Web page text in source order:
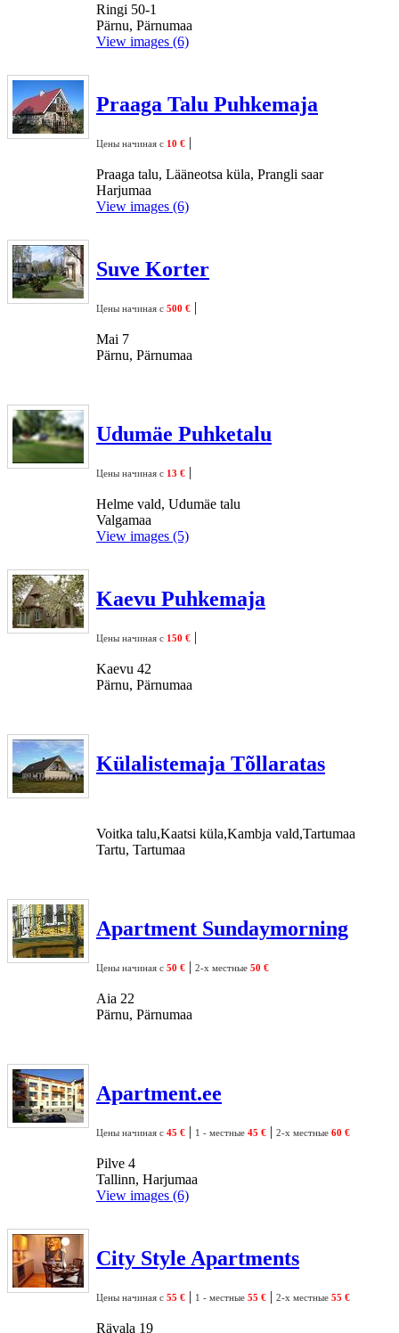
Ringi 50-1
Pärnu, Pärnumaa
View images (6)
Praaga Talu Puhkemaja
Цены начиная с 10 € |
Praaga talu, Lääneotsa küla, Prangli saar
Harjumaa
View images (6)
Suve Korter
Цены начиная с 500 € |
Mai 7
Pärnu, Pärnumaa
Udumäe Puhketalu
Цены начиная с 13 € |
Helme vald, Udumäe talu
Valgamaa
View images (5)
Kaevu Puhkemaja
Цены начиная с 150 € |
Kaevu 42
Pärnu, Pärnumaa
Külalistemaja Tõllaratas
Voitka talu,Kaatsi küla,Kambja vald,Tartumaa
Tartu, Tartumaa
Apartment Sundaymorning
Цены начиная с 50 € | 2-х местные 50 €
Aia 22
Pärnu, Pärnumaa
Apartment.ee
Цены начиная с 45 € | 1 - местные 45 € | 2-х местные 60 €
Pilve 4
Tallinn, Harjumaa
View images (6)
City Style Apartments
Цены начиная с 55 € | 1 - местные 55 € | 2-х местные 55 €
Rävala 19